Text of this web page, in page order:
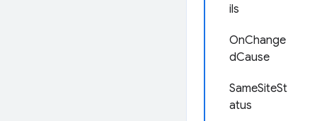
ils
OnChange
dCause
SameSiteSt
atus